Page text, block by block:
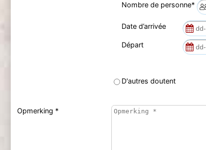
Nombre de personne*
Date d’arrivée
Départ
D'autres doutent
Opmerking *